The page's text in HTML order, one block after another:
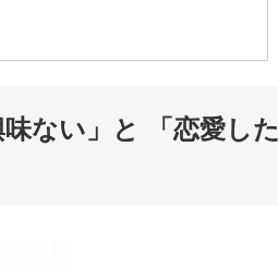
ない」と 「恋愛した